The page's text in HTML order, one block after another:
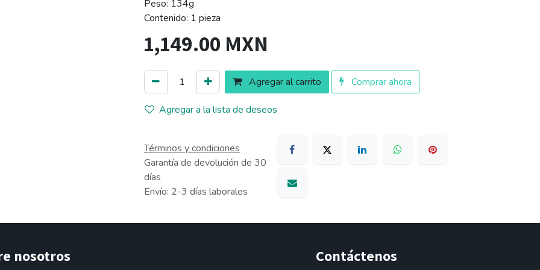
Peso: 134g
Contenido: 1 pieza
1,149.00 MXN
Agregar al carrito Comprar ahora
Agregar a la lista de deseos
Términos y condiciones
Garantía de devolución de 30
días
Envío: 2-3 días laborales
nosotros Contáctenos